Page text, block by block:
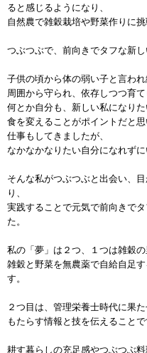
ると感じるようになり、
自然農で雑穀栽培や野菜作りに挑
つぶつぶで、前向きでタフな新
子供の頃から体の弱い子と言わ
周囲から守られ、依存しつつ育て
何とか自分も、新しい私になりた
食を変えることがポイントだと
仕事もしてきましたが、
なかなかなりたい自分になれずに
そんな私がつぶつぶと出会い、
り、
実践することで元気で前向きで
た。
私の「夢」は２つ、１つは雑穀
雑穀と野菜を無農薬で自給自足
す。
２つ目は、管理栄養士時代に果
もたらす情報と技を伝えることで
耕す暮らしの充足感やつぶつぶ